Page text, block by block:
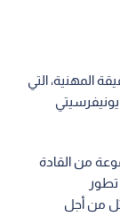
هذه الحقيقة المهنية، التي
من القادة
من أجل